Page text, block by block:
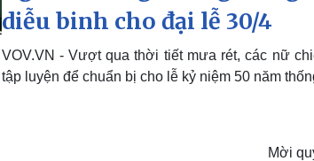
diễu binh cho đại lễ 30/4
VOV.VN - Vượt qua thời tiết mưa rét, các nữ
tập luyện để chuẩn bị cho lễ kỷ niệm 50 năm
Mời